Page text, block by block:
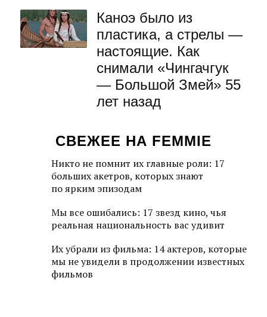
Каноэ было из
пластика, а стрелы —
настоящие. Как
снимали «Чингачгук
— Большой Змей» 55
лет назад
СВЕЖЕЕ НА FEMMIE
Никто не помнит их главные роли: 17
больших акетров, которых знают
по ярким эпизодам
Мы все ошибались: 17 звезд кино, чья
реальная национальность вас удивит
Их убрали из фильма: 14 актеров, которые
мы не увидели в продолжении известных
фильмов